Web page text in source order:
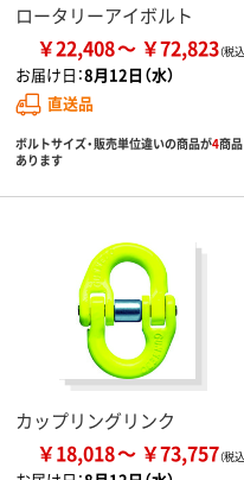
ロータリーアイボルト
￥22,408 ￥72,823
お届け日：8月12日（水）
直送品
ボルトサイズ・販売単位違いの商品が4商品
あります
カップリングリンク
￥18,018 ￥73,757